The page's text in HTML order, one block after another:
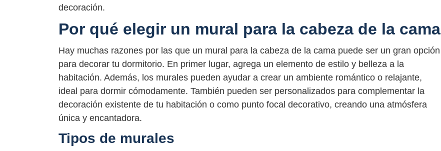
decoración.
Por qué elegir un mural para la cabeza de la cama
Hay muchas razones por las que un mural para la cabeza de la cama puede ser un gran opción
para decorar tu dormitorio. En primer lugar, agrega un elemento de estilo y belleza a la
habitación. Además, los murales pueden ayudar a crear un ambiente romántico o relajante,
ideal para dormir cómodamente. También pueden ser personalizados para complementar la
decoración existente de tu habitación o como punto focal decorativo, creando una atmósfera
única y encantadora.
Tipos de murales